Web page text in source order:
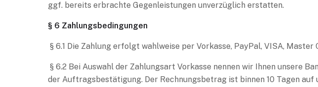
ggf. bereits erbrachte Gegenleistungen unverzüglich erstatten.
§ 6 Zahlungsbedingungen
§ 6.1 Die Zahlung erfolgt wahlweise per Vorkasse, PayPal, VISA,
§ 6.2 Bei Auswahl der Zahlungsart Vorkasse nennen wir Ihnen unsere
der Auftragsbestätigung. Der Rechnungsbetrag ist binnen 10 Tagen auf